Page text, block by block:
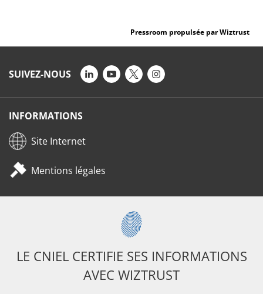
Pressroom propulsée par Wiztrust
SUIVEZ-NOUS
INFORMATIONS
Site Internet
Mentions légales
LE CNIEL CERTIFIE SES INFORMATIONS
AVEC WIZTRUST